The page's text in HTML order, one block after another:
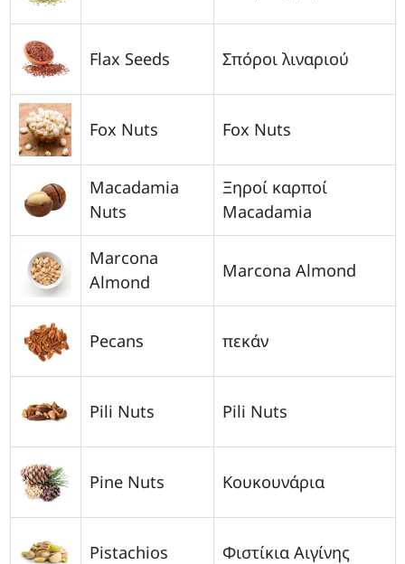
Flax Seeds Σπόροι λιναριού
Fox Nuts Fox Nuts
Macadamia
Nuts
Ξηροί καρποί
Macadamia
Marcona
Almond
Marcona Almond
Pecans πεκάν
Pili Nuts Pili Nuts
Pine Nuts Κουκουνάρια
Pistachios Φιστίκια Αιγίνης